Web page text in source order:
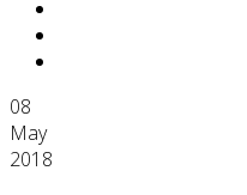
08
May
2018